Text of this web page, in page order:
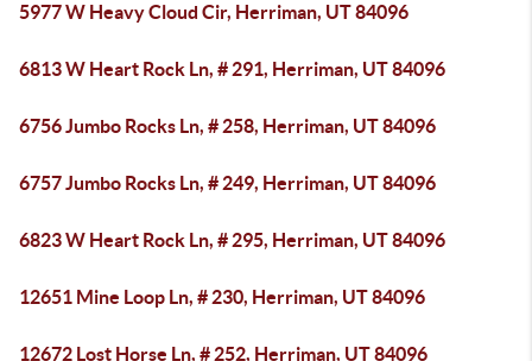
5977 W Heavy Cloud Cir, Herriman, UT 84096
6813 W Heart Rock Ln, # 291, Herriman, UT 84096
6756 Jumbo Rocks Ln, # 258, Herriman, UT 84096
6757 Jumbo Rocks Ln, # 249, Herriman, UT 84096
6823 W Heart Rock Ln, # 295, Herriman, UT 84096
12651 Mine Loop Ln, # 230, Herriman, UT 84096
12672 Lost Horse Ln, # 252, Herriman, UT 84096